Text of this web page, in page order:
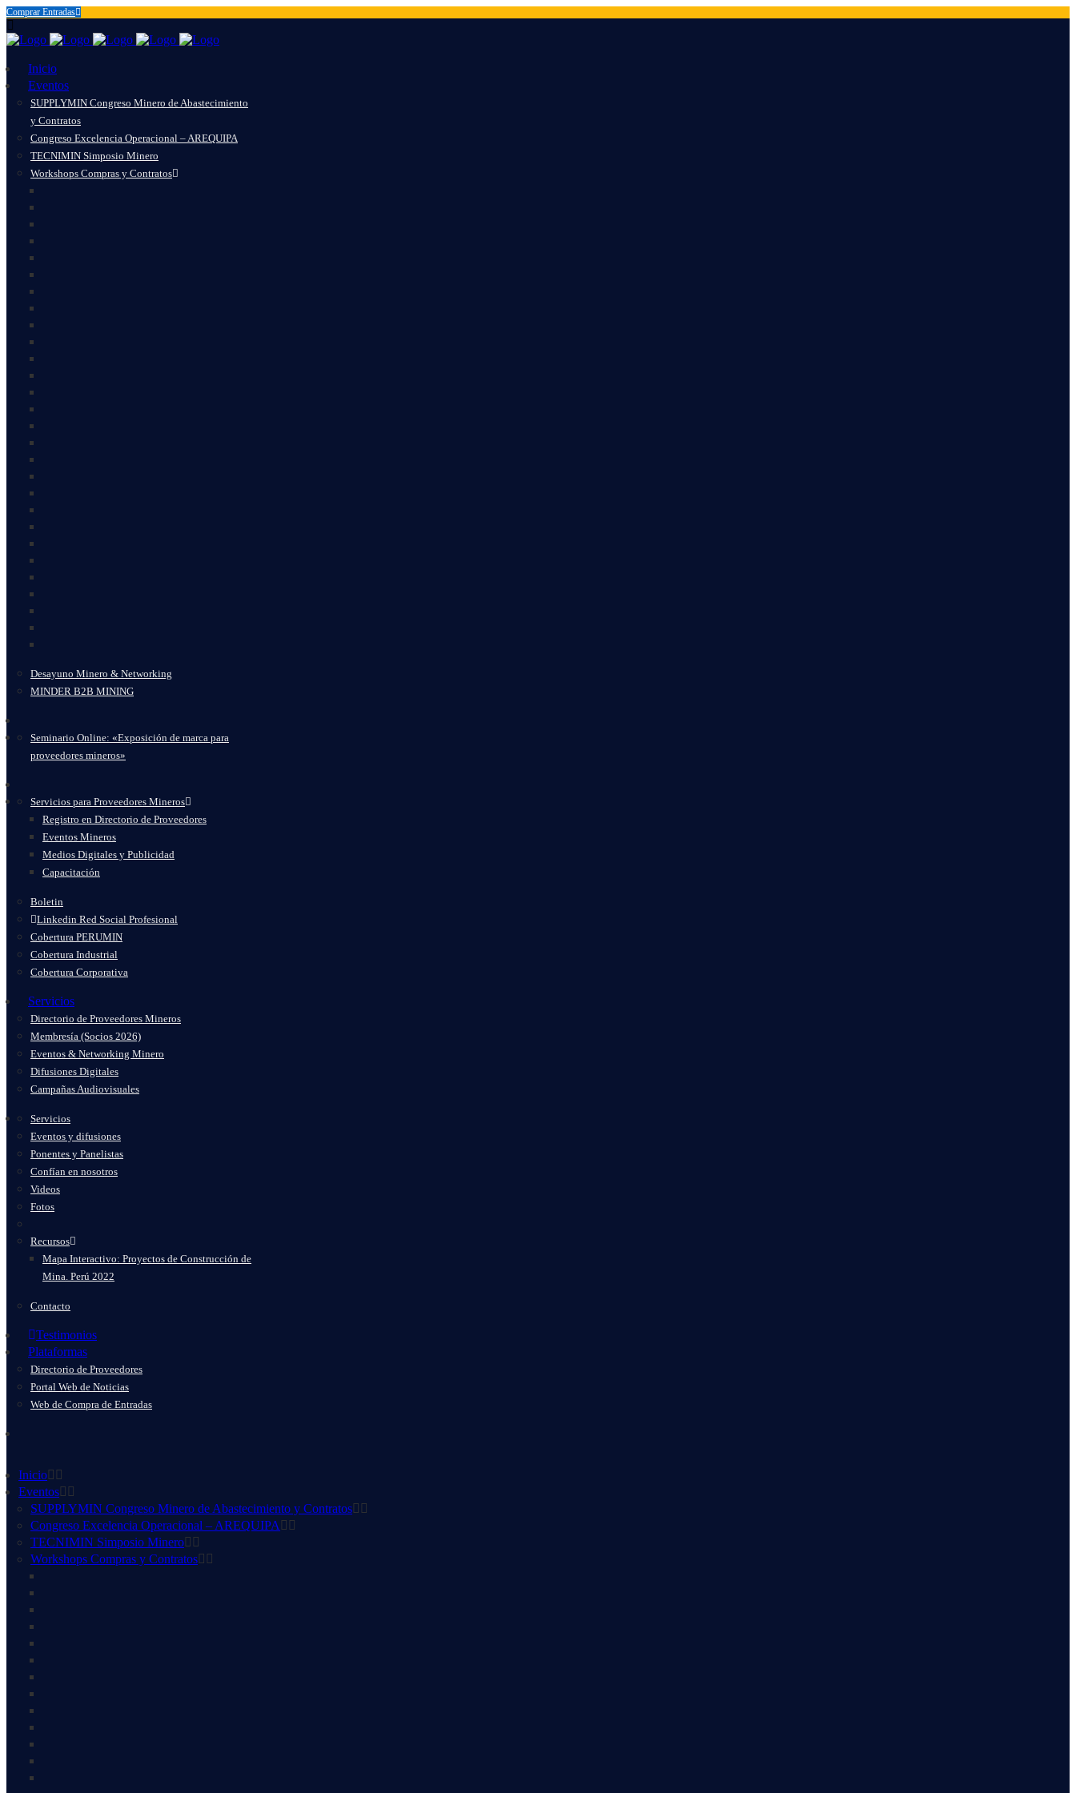
Comprar Entradas
Inicio
Eventos
SUPPLYMIN Congreso Minero de Abastecimiento
y Contratos
Congreso Excelencia Operacional – AREQUIPA
TECNIMIN Simposio Minero
Workshops Compras y Contratos
Desayuno Minero & Networking
MINDER B2B MINING
Seminario Online: «Exposición de marca para
proveedores mineros»
Servicios para Proveedores Mineros
Registro en Directorio de Proveedores
Eventos Mineros
Medios Digitales y Publicidad
Capacitación
Boletin
Linkedin Red Social Profesional
Cobertura PERUMIN
Cobertura Industrial
Cobertura Corporativa
Servicios
Directorio de Proveedores Mineros
Membresía (Socios 2026)
Eventos & Networking Minero
Difusiones Digitales
Campañas Audiovisuales
Servicios
Eventos y difusiones
Ponentes y Panelistas
Confían en nosotros
Videos
Fotos
Recursos
Mapa Interactivo: Proyectos de Construcción de
Mina. Perú 2022
Contacto
Testimonios
Plataformas
Directorio de Proveedores
Portal Web de Noticias
Web de Compra de Entradas
Inicio
Eventos
SUPPLYMIN Congreso Minero de Abastecimiento y Contratos
Congreso Excelencia Operacional – AREQUIPA
TECNIMIN Simposio Minero
Workshops Compras y Contratos